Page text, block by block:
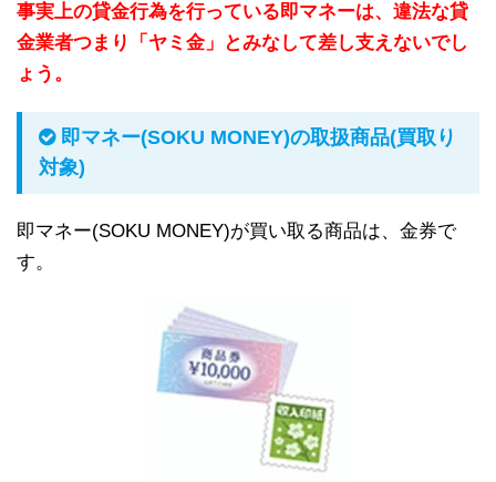
事実上の貸金行為を行っている即マネーは、違法な貸
金業者つまり「ヤミ金」とみなして差し支えないでし
ょう。
即マネー(SOKU MONEY)の取扱商品(買取り
対象)
即マネー(SOKU MONEY)が買い取る商品は、金券で
す。